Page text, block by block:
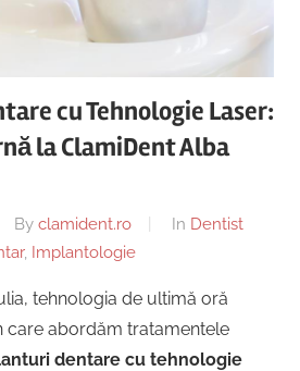
cu Tehnologie Laser:
la ClamiDent Alba
By clamident.ro In Dentist
, Implantologie
tehnologia de ultimă oră
care abordăm tratamentele
dentare cu tehnologie